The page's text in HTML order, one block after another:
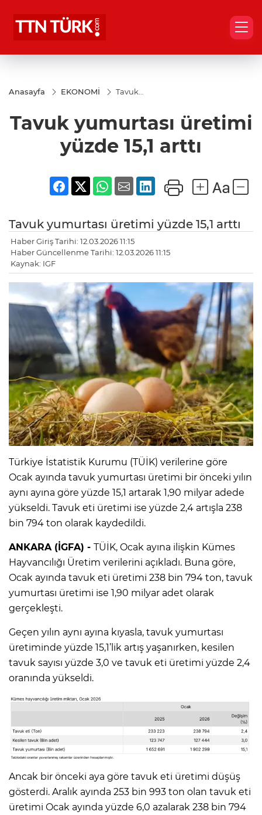
Anasayfa EKONOMİ
Tavuk
yüzde 15,1
arttı
Tavuk yumurtası üretimi
yüzde 15,1 arttı
Tavuk yumurtası üretimi yüzde 15,1 arttı
Haber Giriş Tarihi: 12.03.2026 11:15
Haber Güncellenme Tarihi: 12.03.2026 11:15
Kaynak: IGF
Türkiye İstatistik Kurumu (TÜİK) verilerine göre
Ocak ayında tavuk yumurtası üretimi bir önceki yılın
aynı ayına göre yüzde 15,1 artarak 1,90 milyar adede
yükseldi. Tavuk eti üretimi ise yüzde 2,4 artışla 238
bin 794 ton olarak kaydedildi.
ANKARA (İGFA) - TÜİK, Ocak ayına ilişkin Kümes
Hayvancılığı Üretim verilerini açıkladı. Buna göre,
Ocak ayında tavuk eti üretimi 238 bin 794 ton, tavuk
yumurtası üretimi ise 1,90 milyar adet olarak
gerçekleşti.
Geçen yılın aynı ayına kıyasla, tavuk yumurtası
üretiminde yüzde 15,1’lik artış yaşanırken, kesilen
tavuk sayısı yüzde 3,0 ve tavuk eti üretimi yüzde 2,4
oranında yükseldi.
Ancak bir önceki aya göre tavuk eti üretimi düşüş
gösterdi. Aralık ayında 253 bin 993 ton olan tavuk eti
üretimi Ocak ayında yüzde 6,0 azalarak 238 bin 794